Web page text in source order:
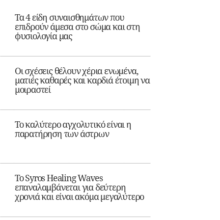
Τα 4 είδη συναισθημάτων που
επιδρούν άμεσα στο σώμα και στη
φυσιολογία μας
Οι σχέσεις θέλουν χέρια ενωμένα,
ματιές καθαρές και καρδιά έτοιμη να
μοιραστεί
Το καλύτερο αγχολυτικό είναι η
παρατήρηση των άστρων
Το Syros Healing Waves
επαναλαμβάνεται για δεύτερη
χρονιά και είναι ακόμα μεγαλύτερο